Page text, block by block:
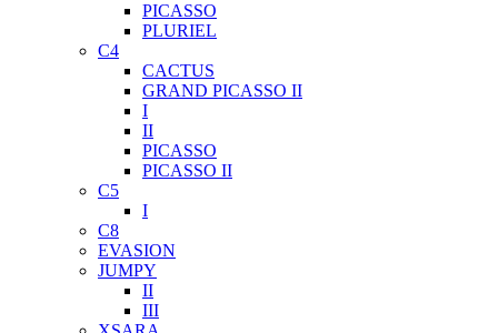
PICASSO
PLURIEL
C4
CACTUS
GRAND PICASSO II
I
II
PICASSO
PICASSO II
C5
I
C8
EVASION
JUMPY
II
III